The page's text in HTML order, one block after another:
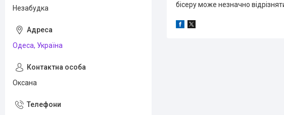
бісеру може незначно
Незабудка
Одеса, Україна
Оксана